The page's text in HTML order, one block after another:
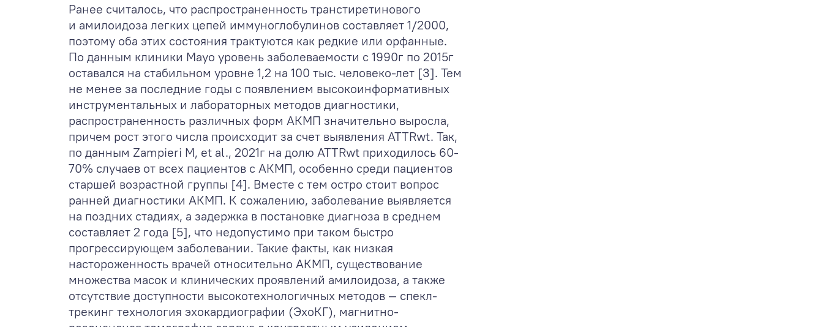
Ранее считалось, что распространенность транстиретинового
и амилоидоза легких цепей иммуноглобулинов составляет 1/2000,
поэтому оба этих состояния трактуются как редкие или орфанные.
По данным клиники Mayo уровень заболеваемости с 1990г по 2015г
оставался на стабильном уровне 1,2 на 100 тыс. человеко-лет [3]. Тем
не менее за последние годы с появлением высокоинформативных
инструментальных и лабораторных методов диагностики,
распространенность различных форм АКМП значительно выросла,
причем рост этого числа происходит за счет выявления ATTRwt. Так,
по данным Zampieri M, et al., 2021г на долю ATTRwt приходилось 60-
70% случаев от всех пациентов с АКМП, особенно среди пациентов
старшей возрастной группы [4]. Вместе с тем остро стоит вопрос
ранней диагностики АКМП. К сожалению, заболевание выявляется
на поздних стадиях, а задержка в постановке диагноза в среднем
составляет 2 года [5], что недопустимо при таком быстро
прогрессирующем заболевании. Такие факты, как низкая
настороженность врачей относительно АКМП, существование
множества масок и клинических проявлений амилоидоза, а также
отсутствие доступности высокотехнологичных методов — спекл-
трекинг технология эхокардиографии (ЭхоКГ), магнитно-